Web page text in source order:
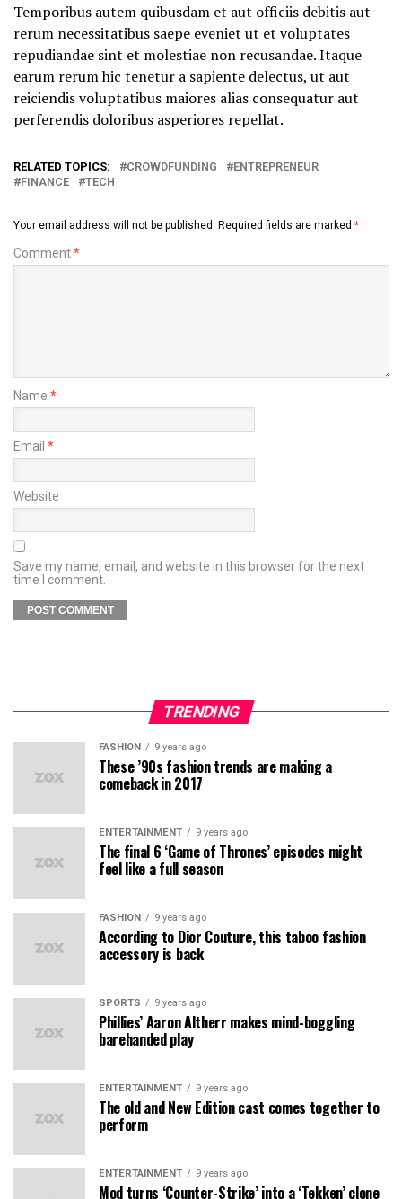
Temporibus autem quibusdam et aut officiis debitis aut
rerum necessitatibus saepe eveniet ut et voluptates
repudiandae sint et molestiae non recusandae. Itaque
earum rerum hic tenetur a sapiente delectus, ut aut
reiciendis voluptatibus maiores alias consequatur aut
perferendis doloribus asperiores repellat.
RELATED TOPICS: CROWDFUNDING
ENTREPRENEUR
FINANCE
TECH
Your email address will not be published. Required fields are marked *
Comment*
Name *
Email *
Website
Save my name, email, and website in this browser for the next
time I comment.
TRENDING
FASHION 9 years ago
These ’90s fashion trends are making a
comeback in 2017
ENTERTAINMENT 9 years ago
The final 6 ‘Game of Thrones’ episodes might
feel like a full season
FASHION 9 years ago
According to Dior Couture, this taboo fashion
accessory is back
SPORTS 9 years ago
Phillies’ Aaron Altherr makes mind-boggling
barehanded play
ENTERTAINMENT 9 years ago
The old and New Edition cast comes together to
perform
ENTERTAINMENT 9 years ago
Mod turns ‘Counter-Strike’ into a ‘Tekken’ clone